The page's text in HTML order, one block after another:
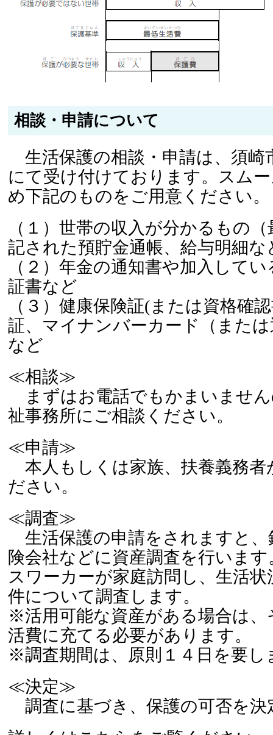
相談・申請について
生活保護の相談・申請は、須崎
にて受け付けております。スム
め下記のものをご用意ください。
（１）世帯の収入が分かるもの
記された預貯金通帳、給与明細な
（２）年金の通知書や加入して
証書など
（３）健康保険証(または資格確
証、マイナンバーカード（また
など
≪相談≫
まずはお電話でもかまいませ
祉事務所にご相談ください。
≪申請≫
本人もしくは家族、扶養義務者
ださい。
≪調査≫
生活保護の申請をされますと、
険会社などに資産調査を行いま
スワーカーが家庭訪問し、生活
件について調査します。
※活用可能な資産がある場合は、
活費に充てる必要があります。
※調査期間は、原則１４日を要し
≪決定≫
調査に基づき、保護の可否を決